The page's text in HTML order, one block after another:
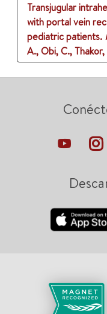
Transjugular
with portal vein
pediatric patients.
A., Obi, C., Thakor,